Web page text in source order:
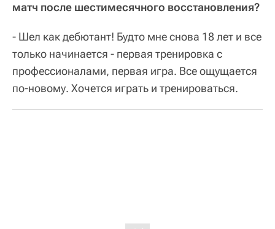
матч после шестимесячного восстановления?
- Шел как дебютант! Будто мне снова 18 лет и все
только начинается - первая тренировка с
профессионалами, первая игра. Все ощущается
по-новому. Хочется играть и тренироваться.